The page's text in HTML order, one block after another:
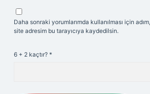
Daha sonraki yorumlarımda kullanılması için
site adresim bu tarayıcıya kaydedilsin.
6 + 2 kaçtır? *